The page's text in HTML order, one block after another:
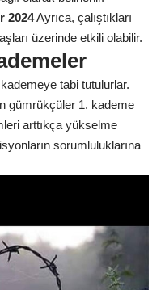
2024Ayrıca, çalıştıkları
üzerinde etkili olabilir.
tabi tutulurlar.
gümrükçüler 1. kademe
arttıkça yükselme
sorumluluklarına